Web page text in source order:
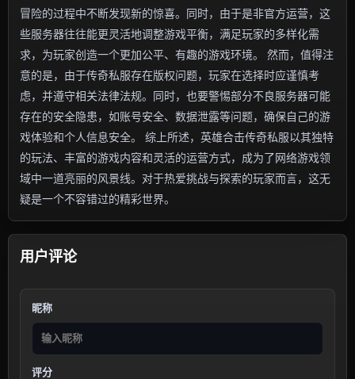
冒险的过程中不断发现新的惊喜。同时，由于是非官方运营，这
些服务器往往能更灵活地调整游戏平衡，满足玩家的多样化需
求，为玩家创造一个更加公平、有趣的游戏环境。 然而，值得注
意的是，由于传奇私服存在版权问题，玩家在选择时应谨慎考
虑，并遵守相关法律法规。同时，也要警惕部分不良服务器可能
存在的安全隐患，如账号安全、数据泄露等问题，确保自己的游
戏体验和个人信息安全。 综上所述，英雄合击传奇私服以其独特
的玩法、丰富的游戏内容和灵活的运营方式，成为了网络游戏领
域中一道亮丽的风景线。对于热爱挑战与探索的玩家而言，这无
疑是一个不容错过的精彩世界。
用户评论
昵称
评分